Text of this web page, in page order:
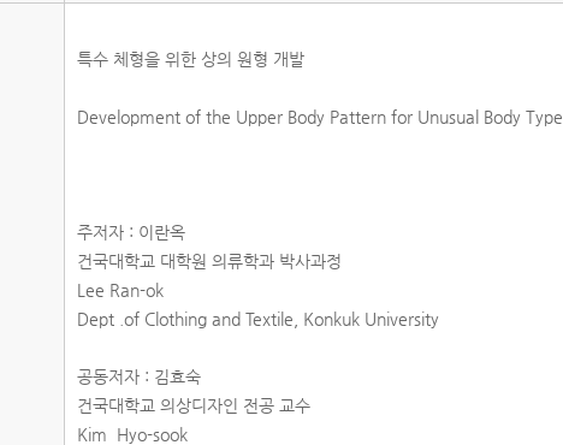
특수 체형을 위한 상의 원형 개발
Development of the Upper Body Pattern for Unusual Body Type
주저자 : 이란옥
건국대학교 대학원 의류학과 박사과정
Lee Ran-ok
Dept .of Clothing and Textile, Konkuk University
공동저자 : 김효숙
건국대학교 의상디자인 전공 교수
Kim Hyo-sook